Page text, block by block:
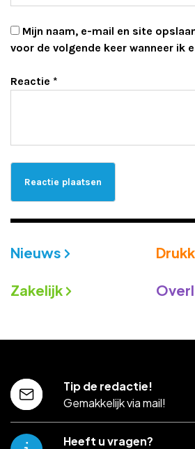
Mijn naam, e-mail en site
voor de volgende keer wanneer ik
Reactie *
Nieuws
Zakelijk
Tip de redactie!
Gemakkelijk via mail!
Heeft u vragen?